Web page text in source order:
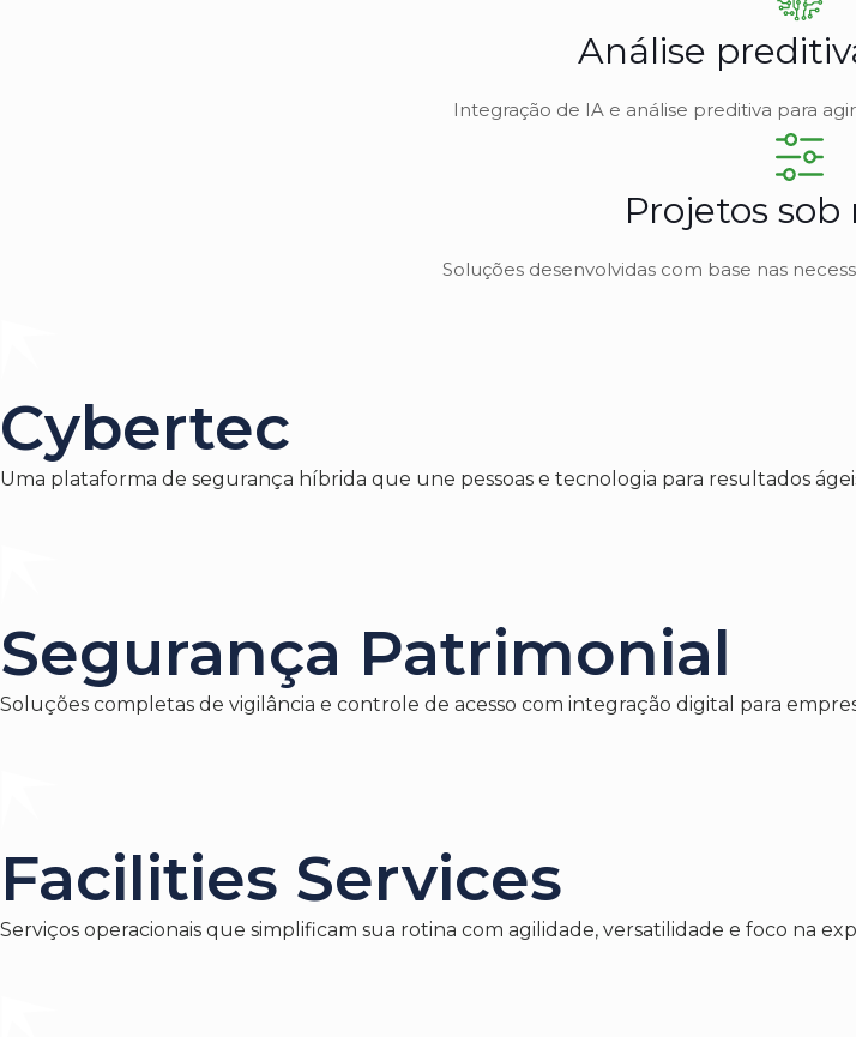
Análise
Integração de IA e análise preditiva para
Projetos
Soluções desenvolvidas com base nas
Cybertec
Uma plataforma de segurança híbrida que une pessoas e tecnologia para resultados
Segurança Patrimonial
Soluções completas de vigilância e controle de acesso com integração digital para
Facilities Services
Serviços operacionais que simplificam sua rotina com agilidade, versatilidade e foco na